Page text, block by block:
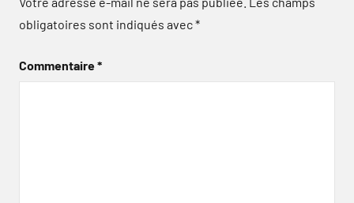
obligatoires sont indiqués avec*
Commentaire*